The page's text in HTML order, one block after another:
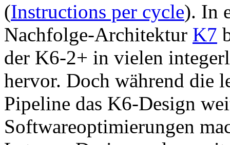
(Instructions per cycle). In
Nachfolge-Architektur K7
der K6-2+ in vielen
hervor. Doch während die
Pipeline das K6-Design
Softwareoptimierungen